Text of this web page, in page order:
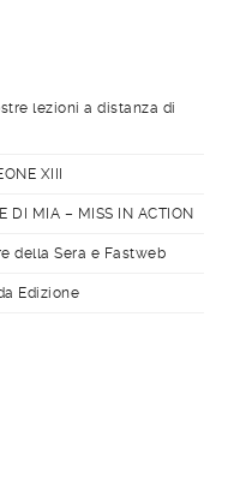
lezioni a distanza di
XIII
DI MIA – MISS IN ACTION
della Sera e Fastweb
Edizione